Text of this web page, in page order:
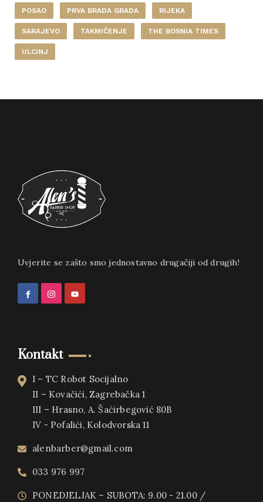
POSAO PRVA BRADA GRADA RIJEKA
SARAJEVO TAKMIČENJE THE BOSNIA TIMES
ULCINJ
Uvjerite se zašto smo jednostavno drugačiji od drugih!
Kontakt
I – TC Robot Socijalno
II – Kovačići, Zagrebačka 1
III – Hrasno, A. Šaćirbegović 80B
IV - Pofalići, Kolodvorska 11
alenbarber@gmail.com
033 976 997
PONEDJELJAK – SUBOTA: 9.00 - 21.00 /